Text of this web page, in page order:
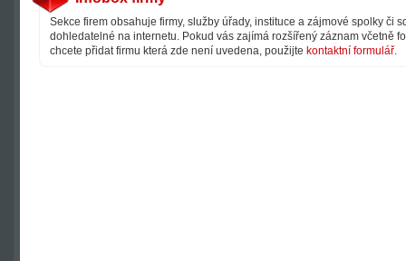
Sekce firem obsahuje firmy, služby úřady, instituce a zájmové spolky či
dohledatelné na internetu. Pokud vás zajímá rozšířený záznam včetně
chcete přidat firmu která zde není uvedena, použijte kontaktní formulář.